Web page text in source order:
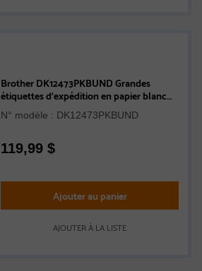
Brother DK12473PKBUND Grandes
étiquettes d'expédition en papier blanc
avec texte noir DK1247 d origine pour
imprimantes d'étiquettes QL - 3 rouleaux
N° modèle : DK12473PKBUND
119,99 $
Ajouter au panier
AJOUTER À LA LISTE